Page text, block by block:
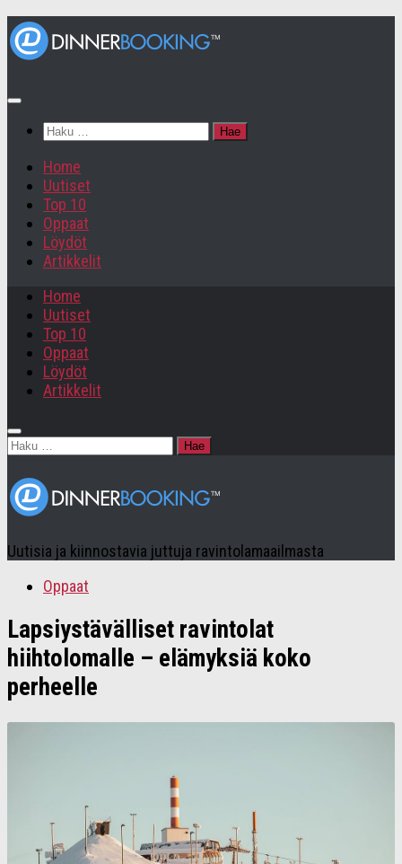
Haku:
Home
Uutiset
Top 10
Oppaat
Löydöt
Artikkelit
Home
Uutiset
Top 10
Oppaat
Löydöt
Artikkelit
Haku:
Uutisia ja kiinnostavia juttuja ravintolamaailmasta
Oppaat
Lapsiystävälliset ravintolat
hiihtolomalle – elämyksiä koko
perheelle